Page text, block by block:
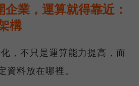
業，運算就得靠近：
構
，不只是運算能力提高，而
資料放在哪裡。